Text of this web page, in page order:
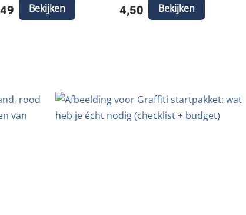
Bekijken 4,50 Bekijken